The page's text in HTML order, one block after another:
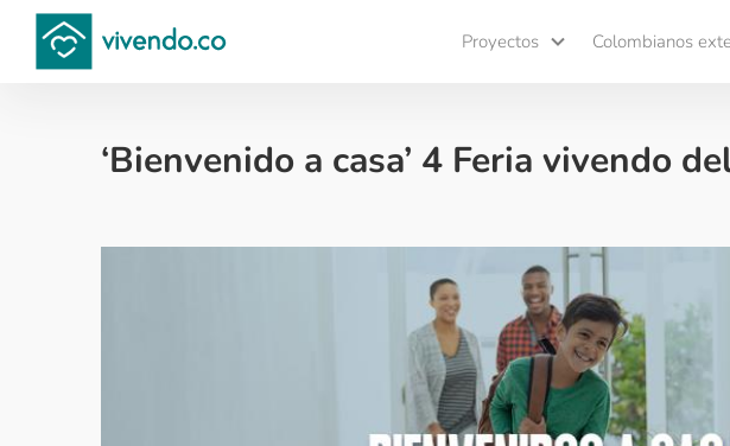
Proyectos Colombianos
‘Bienvenido a casa’ 4 Feria vivendo
Compara proyectos